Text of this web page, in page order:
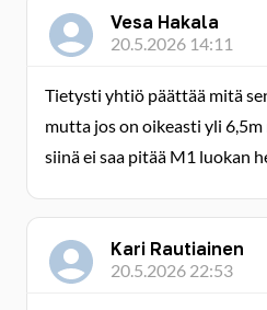
Vesa Hakala
20.5.2026 14:11
Tietysti yhtiö päättää mitä
mutta jos on oikeasti yli
siinä ei saa pitää M1 luokan
Kari Rautiainen
20.5.2026 22:53